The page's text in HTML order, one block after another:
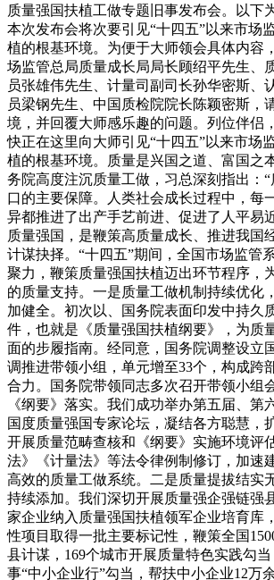
质量强国扶植工做专题旧事发布会。以下
本次发布会将次要引见“十四五”以来市场
植的根基环境。为便于大师领会具体内容
场监管总局质量成长局局长顾绍平先生、
员张雄伟先生、计量司副司长孙华密斯、
员梁钢先生、中国质检院院长陈颖密斯，
境，并回覆大师感乐趣的问题。列位伴侣
快正在这里向大师引见“十四五”以来市场
植的根基环境。质量是兴国之道、富国之
务院高度注沉质量工做，习总深刻指出：
口的主要保障。人类社会成长过程中，每
异都推进了出产手艺前进、促进了人平易
质量强国，是鞭策高质量成长、推进我国
计谋抉择。“十四五”期间，全国市场监管
聚力，鞭策质量强国扶植迈出环节程序，
的质量支持。一是质量工做机制持续优化
加健全。初次以、国务院表面印发中持久
件，也就是《质量强国扶植纲要》，为质
面的步履指南。经同意，国务院调整设立
调推进带领小组，单元增至33个，构成跨
合力。国务院带领同志多次召开带领小组
《纲要》落实。我们成功举办第五届、第
国度质量强国专家论坛，凝结各方聪慧，
开展质量范畴查核和《纲要》实施环境评
法》《计量法》等法令律例制修订，加速
高效的质量工做系统。二是质量提拔结实
持续添加。我们深切开展质量强企强链强
家企业纳入质量强国扶植领军企业培育库
性项目取得一批主要标记性，鞭策全国
县计谋，169个城市开展质量特色实践勾
事“中小企业行”勾当，帮扶中小企业12万